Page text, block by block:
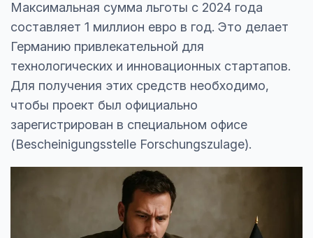
Максимальная сумма льготы с 2024 года
составляет 1 миллион евро в год. Это делает
Германию привлекательной для
технологических и инновационных стартапов.
Для получения этих средств необходимо,
чтобы проект был официально
зарегистрирован в специальном офисе
(Bescheinigungsstelle Forschungszulage).